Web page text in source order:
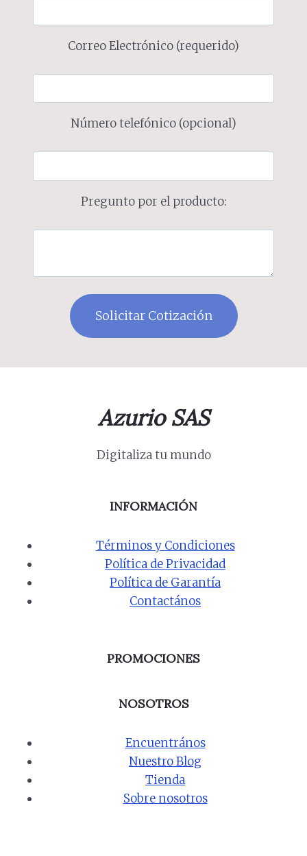
Correo Electrónico (requerido)
Número telefónico (opcional)
Pregunto por el producto:
Azurio SAS
Digitaliza tu mundo
INFORMACIÓN
Términos y Condiciones
Política de Privacidad
Política de Garantía
Contactános
PROMOCIONES
NOSOTROS
Encuentrános
Nuestro Blog
Tienda
Sobre nosotros